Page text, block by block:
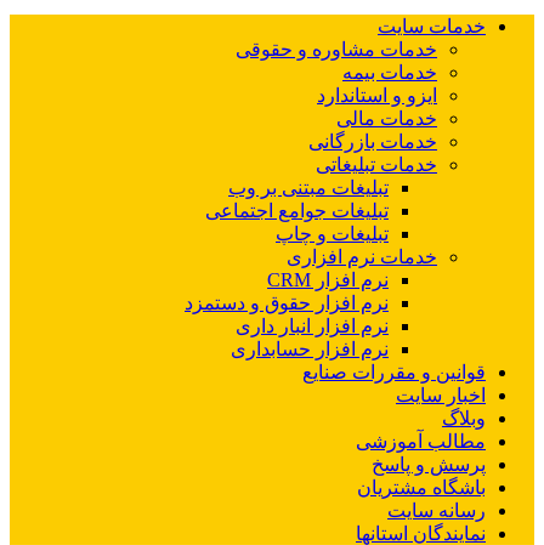
خدمات سایت
خدمات مشاوره و حقوقی
خدمات بیمه
ایزو و استاندارد
خدمات مالی
خدمات بازرگانی
خدمات تبلیغاتی
تبلیغات مبتنی بر وب
تبلیغات جوامع اجتماعی
تبلیغات و چاپ
خدمات نرم افزاری
نرم افزار CRM
نرم افزار حقوق و دستمزد
نرم افزار انبار داری
نرم افزار حسابداری
قوانین و مقررات صنایع
اخبار سایت
وبلاگ
مطالب آموزشی
پرسش و پاسخ
باشگاه مشتریان
رسانه سایت
نمایندگان استانها